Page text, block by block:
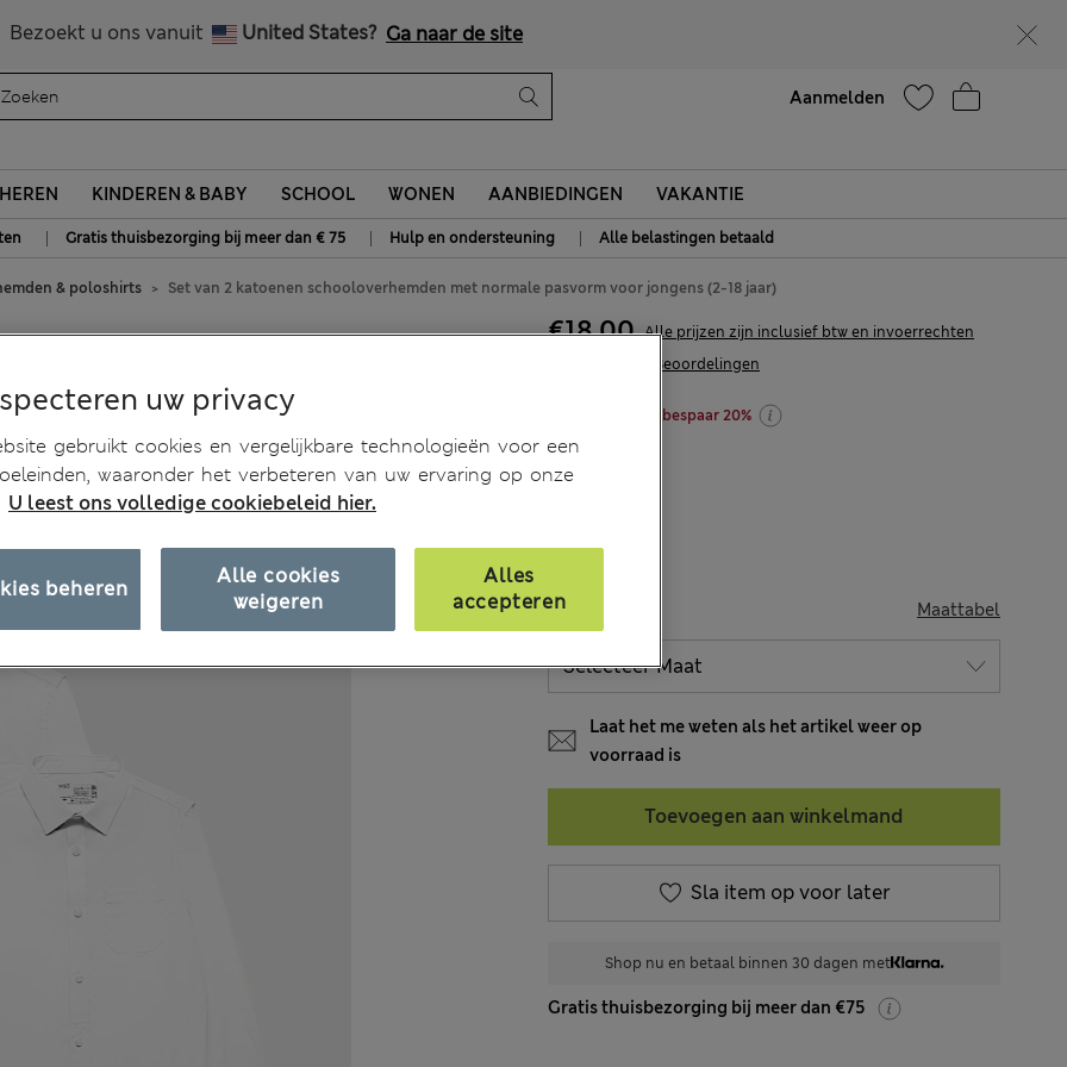
Bezoekt u ons vanuit United States? Ga naar de site
Aanmelden
HEREN KINDEREN & BABY SCHOOL WONEN AANBIEDINGEN VAKANTIE
| Gratis thuisbezorging bij meer dan € 75 | Hulp en ondersteuning | Alle belastingen betaald
& poloshirts Set van 2 katoenen schooloverhemden met normale pasvorm voor jongens (2-18 jaar)
jaar)
102 Beoordelingen
€18,00 Alle prijzen zijn inclusief btw en invoerrechten
shop 2 stuks en bespaar 20%
KLEUR:
MAAT Maattabel
Laat het me weten als het artikel weer op
voorraad is
Toevoegen aan winkelmand
Sla item op voor later
Shop nu en betaal binnen 30 dagen met
Gratis thuisbezorging bij meer dan €75
uw privacy
gebruikt cookies en vergelijkbare technologieën voor een
waaronder het verbeteren van uw ervaring op onze
U leest ons volledige cookiebeleid hier.
Alle cookies
weigeren
Alles
accepteren
beheren